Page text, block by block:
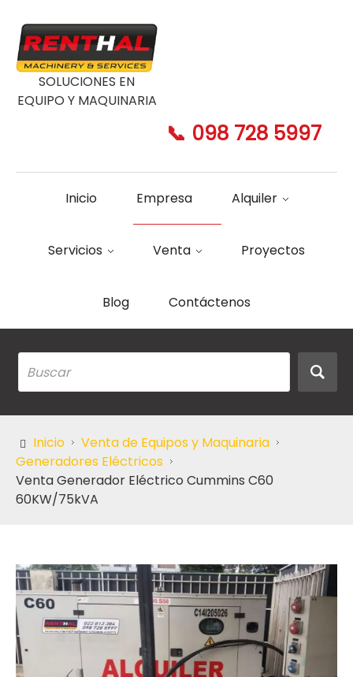
SOLUCIONES EN
EQUIPO Y MAQUINARIA
📞 098 728 5997
Inicio Empresa Alquiler
Servicios Venta Proyectos
Blog Contáctenos
Inicio
Venta de Equipos y Maquinaria
Generadores Eléctricos
Venta Generador Eléctrico Cummins C60
60KW/75kVA